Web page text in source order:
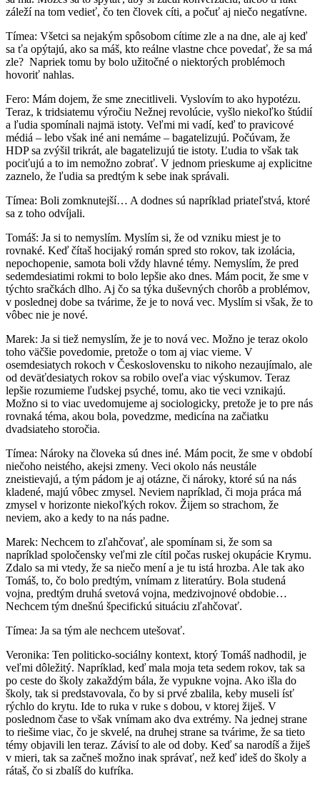
záleží na tom vedieť, čo ten človek cíti, a počuť aj niečo negatívne.
Tímea: Všetci sa nejakým spôsobom cítime zle a na dne, ale aj keď
sa ťa opýtajú, ako sa máš, kto reálne vlastne chce povedať, že sa má
zle? Napriek tomu by bolo užitočné o niektorých problémoch
hovoriť nahlas.
Fero: Mám dojem, že sme znecitliveli. Vyslovím to ako hypotézu.
Teraz, k tridsiatemu výročiu Nežnej revolúcie, vyšlo niekoľko štúdií
a ľudia spomínali najmä istoty. Veľmi mi vadí, keď to pravicové
médiá – lebo však iné ani nemáme – bagatelizujú. Počúvam, že
HDP sa zvýšil trikrát, ale bagatelizujú tie istoty. Ľudia to však tak
pociťujú a to im nemožno zobrať. V jednom prieskume aj explicitne
zaznelo, že ľudia sa predtým k sebe inak správali.
Tímea: Boli zomknutejší… A dodnes sú napríklad priateľstvá, ktoré
sa z toho odvíjali.
Tomáš: Ja si to nemyslím. Myslím si, že od vzniku miest je to
rovnaké. Keď čítaš hocijaký román spred sto rokov, tak izolácia,
nepochopenie, samota boli vždy hlavné témy. Nemyslím, že pred
sedemdesiatimi rokmi to bolo lepšie ako dnes. Mám pocit, že sme v
týchto sračkách dlho. Aj čo sa týka duševných chorôb a problémov,
v poslednej dobe sa tvárime, že je to nová vec. Myslím si však, že to
vôbec nie je nové.
Marek: Ja si tiež nemyslím, že je to nová vec. Možno je teraz okolo
toho väčšie povedomie, pretože o tom aj viac vieme. V
osemdesiatych rokoch v Československu to nikoho nezaujímalo, ale
od deväťdesiatych rokov sa robilo oveľa viac výskumov. Teraz
lepšie rozumieme ľudskej psyché, tomu, ako tie veci vznikajú.
Možno si to viac uvedomujeme aj sociologicky, pretože je to pre nás
rovnaká téma, akou bola, povedzme, medicína na začiatku
dvadsiateho storočia.
Tímea: Nároky na človeka sú dnes iné. Mám pocit, že sme v období
niečoho neistého, akejsi zmeny. Veci okolo nás neustále
zneistievajú, a tým pádom je aj otázne, či nároky, ktoré sú na nás
kladené, majú vôbec zmysel. Neviem napríklad, či moja práca má
zmysel v horizonte niekoľkých rokov. Žijem so strachom, že
neviem, ako a kedy to na nás padne.
Marek: Nechcem to zľahčovať, ale spomínam si, že som sa
napríklad spoločensky veľmi zle cítil počas ruskej okupácie Krymu.
Zdalo sa mi vtedy, že sa niečo mení a je tu istá hrozba. Ale tak ako
Tomáš, to, čo bolo predtým, vnímam z literatúry. Bola studená
vojna, predtým druhá svetová vojna, medzivojnové obdobie…
Nechcem tým dnešnú špecifickú situáciu zľahčovať.
Tímea: Ja sa tým ale nechcem utešovať.
Veronika: Ten politicko-sociálny kontext, ktorý Tomáš nadhodil, je
veľmi dôležitý. Napríklad, keď mala moja teta sedem rokov, tak sa
po ceste do školy zakaždým bála, že vypukne vojna. Ako išla do
školy, tak si predstavovala, čo by si prvé zbalila, keby museli ísť
rýchlo do krytu. Ide to ruka v ruke s dobou, v ktorej žiješ. V
poslednom čase to však vnímam ako dva extrémy. Na jednej strane
to riešime viac, čo je skvelé, na druhej strane sa tvárime, že sa tieto
témy objavili len teraz. Závisí to ale od doby. Keď sa narodíš a žiješ
v mieri, tak sa začneš možno inak správať, než keď ideš do školy a
rátaš, čo si zbalíš do kufríka.